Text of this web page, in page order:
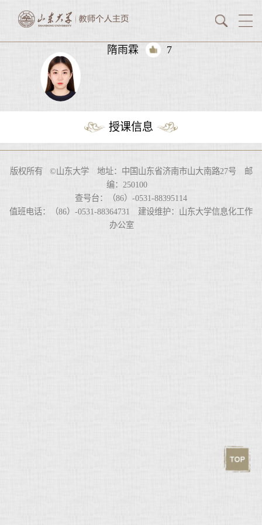
隋雨霖 7
授课信息
版权所有 ©山东大学 地址：中国山东省济南市山大南路27号 邮
编：250100
查号台：（86）-0531-88395114
值班电话：（86）-0531-88364731 建设维护：山东大学信息化工作
办公室